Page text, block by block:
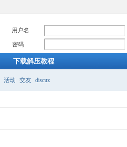
用户名
密码
下载解压教程
活动 交友 discuz